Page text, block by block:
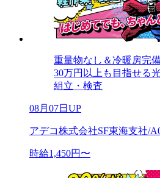
重量物なし＆冷暖房完
30万円以上も目指せる
組立・検査
08月07日UP
アデコ株式会社SF東海支社/
時給1,450円〜